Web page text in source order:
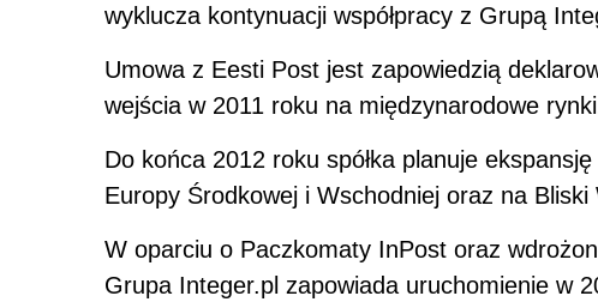
wyklucza kontynuacji współpracy z Grupą
Umowa z Eesti Post jest zapowiedzią
wejścia w 2011 roku na międzynarodowe
Do końca 2012 roku spółka planuje
Europy Środkowej i Wschodniej oraz na Bliski
W oparciu o Paczkomaty InPost oraz
Grupa Integer.pl zapowiada uruchomienie w